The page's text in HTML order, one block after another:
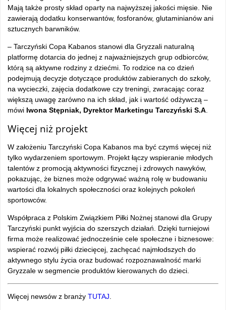
Mają także prosty skład oparty na najwyższej jakości mięsie. Nie
zawierają dodatku konserwantów, fosforanów, glutaminianów ani
sztucznych barwników.
– Tarczyński Copa Kabanos stanowi dla Gryzzali naturalną
platformę dotarcia do jednej z najważniejszych grup odbiorców,
którą są aktywne rodziny z dziećmi. To rodzice na co dzień
podejmują decyzje dotyczące produktów zabieranych do szkoły,
na wycieczki, zajęcia dodatkowe czy treningi, zwracając coraz
większą uwagę zarówno na ich skład, jak i wartość odżywczą –
mówi Iwona Stępniak, Dyrektor Marketingu Tarczyński S.A
Więcej niż projekt
W założeniu Tarczyński Copa Kabanos ma być czymś więcej niż
tylko wydarzeniem sportowym. Projekt łączy wspieranie młodych
talentów z promocją aktywności fizycznej i zdrowych nawyków,
pokazując, że biznes może odgrywać ważną rolę w budowaniu
wartości dla lokalnych społeczności oraz kolejnych pokoleń
sportowców.
Współpraca z Polskim Związkiem Piłki Nożnej stanowi dla Grupy
Tarczyński punkt wyjścia do szerszych działań. Dzięki turniejowi
firma może realizować jednocześnie cele społeczne i biznesowe:
wspierać rozwój piłki dziecięcej, zachęcać najmłodszych do
aktywnego stylu życia oraz budować rozpoznawalność marki
Gryzzale w segmencie produktów kierowanych do dzieci.
Więcej newsów z branży TUTAJ